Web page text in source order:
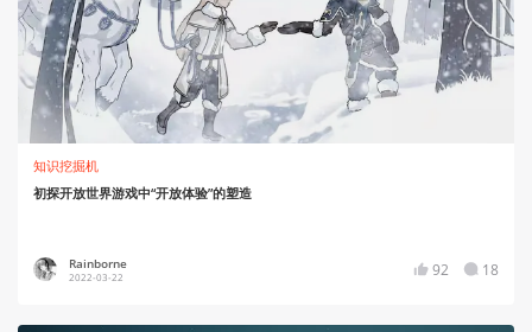
知识挖掘机
初探开放世界游戏中“开放体验”的塑造
Rainborne
2022-03-22 92 18